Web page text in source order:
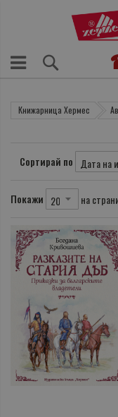
Книжарница Хермес
Сортирай по
Покажи на